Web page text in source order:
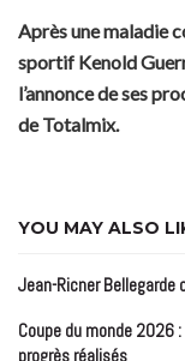
Après une maladie
sportif Kenold
l’annonce de ses
de Totalmix.
YOU MAY ALSO
Jean-Ricner Bellegarde
Coupe du monde 2026
progrès réalisés